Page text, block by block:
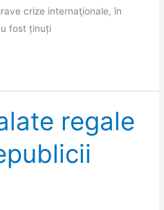
crize internaţionale, în
fost ținuți
regale